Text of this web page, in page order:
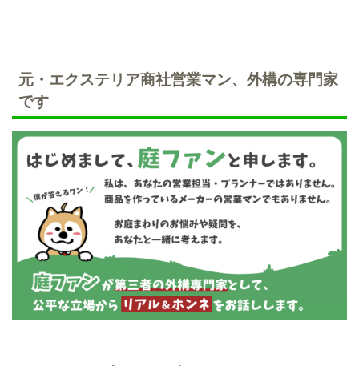
元・エクステリア商社営業マン、外構の専門家
です